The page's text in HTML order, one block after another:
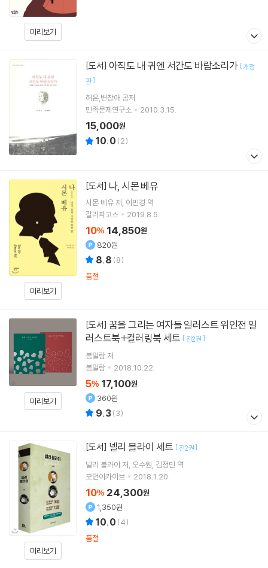
미리보기
[도서] 아직도 내 귀엔 서간도 바람소리가 [개정
판]
허은,변창애 공저
민족문제연구소
2010.3.15.
15,000원
10.0 (2)
미리보기
[도서] 나, 시몬 베유
시몬 베유저 이민경 역
갈라파고스
2019.8.5.
10% 14,850원
820원
8.8 (8)
품절
미리보기
[도서]
러스트북+컬러링북 세트 [ 전2권 ]
봄알람저
봄알람
2018.10.22.
5% 17,100원
360원
9.3(3)
미리보기
[도서] 넬리 블라이 세트 [ 전2권]
넬리 블라이 저 오수원 김정민 역
모던아카이브
2018.1.20.
10% 24,300원
1,350원
10.0 (4)
품절